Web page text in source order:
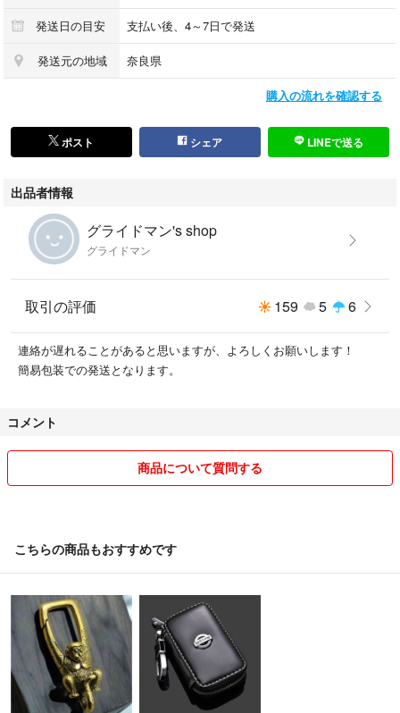
発送日の目安 支払い後、4～7日で発送
発送元の地域 奈良県
購入の流れを確認する
ポスト シェア LINEで送る
出品者情報
グライドマン's shop
グライドマン
取引の評価 159 5 6
連絡が遅れることがあると思いますが、よろしくお願いします！
簡易包装での発送となります。
コメント
商品について質問する
こちらの商品もおすすめです